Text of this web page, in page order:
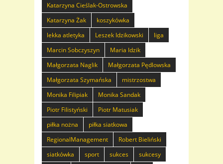
Katarzyna Cieślak-Ostrowska
Katarzyna Żak
koszykówka
lekka atletyka
Leszek Idzikowski
liga
Marcin Sobczyszyn
Maria Idzik
Małgorzata Naglik
Małgorzata Pędlowska
Małgorzata Szymańska
mistrzostwa
Monika Filipiak
Monika Sandak
Piotr Filistyński
Piotr Matusiak
piłka nożna
piłka siatkowa
RegionalManagement
Robert Bieliński
siatkówka
sport sukces
sukcesy